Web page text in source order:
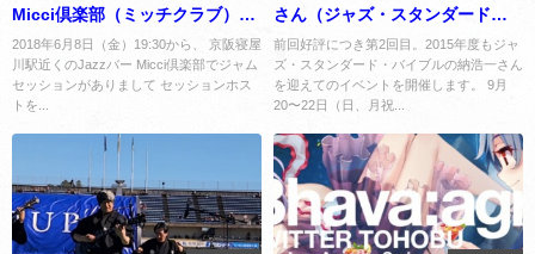
Micci倶楽部（ミッチクラブ）に
てジャズジャムセッションホス
トです。
2018年6月8日（金）19:30から、 京阪寝屋
川駅近くのJazzバー Micci倶楽部でジャム
セッションがありまして セッションホス
トを...
さん（ジャズ・スタンダード・
バイブル著者）を迎えてのイベ
ントを開催します。
前回好評につき第2回目。2015年度もジャ
ズ・スタンダード・バイブルの納浩一さん
を迎えてのイベントを開催します。 9月
20〜22日（日、月祝...